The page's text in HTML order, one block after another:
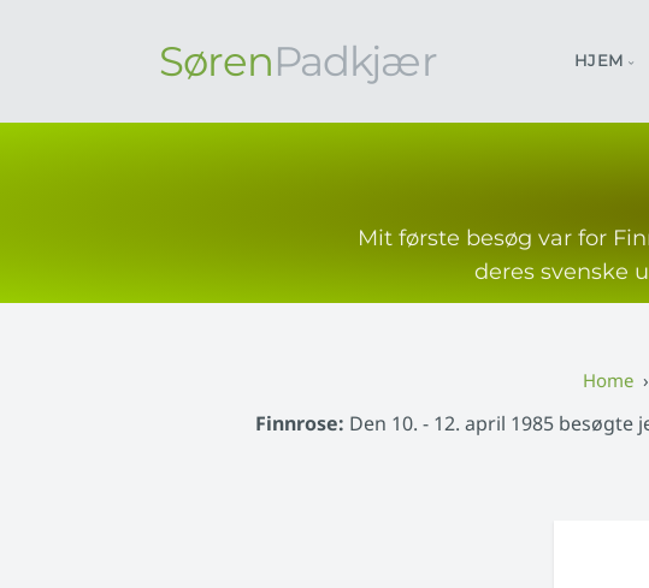
SørenPadkjær HJEM
Mit første besøg var for
deres svenske
Finnrose: Den 10. - 12. april 1985 besøgte